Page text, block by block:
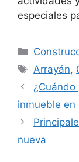
especiales
Etiquetas
Arrayán,
inmueble en
nueva